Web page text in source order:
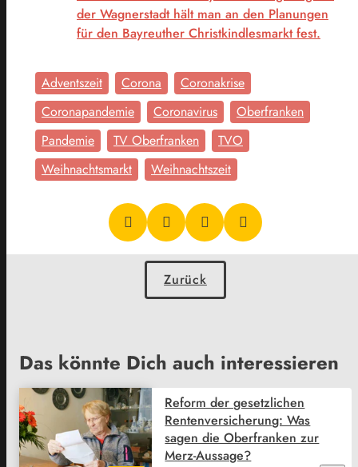
der Wagnerstadt hält man an den Planungen
für den Bayreuther Christkindlesmarkt fest.
Adventszeit Corona
Coronakrise
Coronapandemie
Coronavirus
Oberfranken
Pandemie
TV Oberfranken
TVO
Weihnachtsmarkt
Weihnachtszeit
Zurück
Das könnte Dich auch interessieren
Reform der gesetzlichen
Rentenversicherung: Was
sagen die Oberfranken zur
Merz-Aussage?